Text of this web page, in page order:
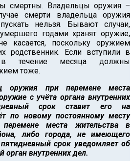
смертны. Владельцы оружия –
смерти владельца оружия
нельзя. Бывают случаи,
годами хранят оружие,
касается, поскольку оружием
родственник. Если вступили в
течение месяца должны
тоже.
оружия при перемене места
с учёта органа внутренних
срок ставит его на
по новому постоянному месту
места жительства в
либо города, не имеющего
срок уведомляет об
орган внутренних дел.